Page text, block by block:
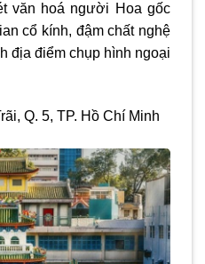
văn hoá người Hoa gốc
cổ kính, đậm chất nghệ
địa điểm chụp hình ngoại
Q. 5, TP. Hồ Chí Minh